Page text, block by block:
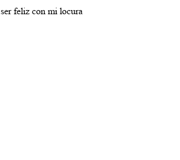
ser feliz con mi locura